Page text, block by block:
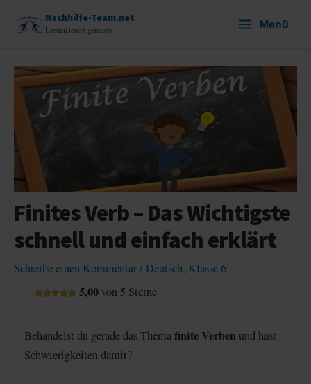
Inhalt
Nachhilfe-Team.net
Lernen leicht gemacht Menü
Finites Verb – Das Wichtigste
schnell und einfach erklärt
Schreibe einen Kommentar/ Deutsch, Klasse 6
5,00 von 5 Sterne
Behandelst du gerade das Themafinite Verben und hast
Schwierigkeiten damit?